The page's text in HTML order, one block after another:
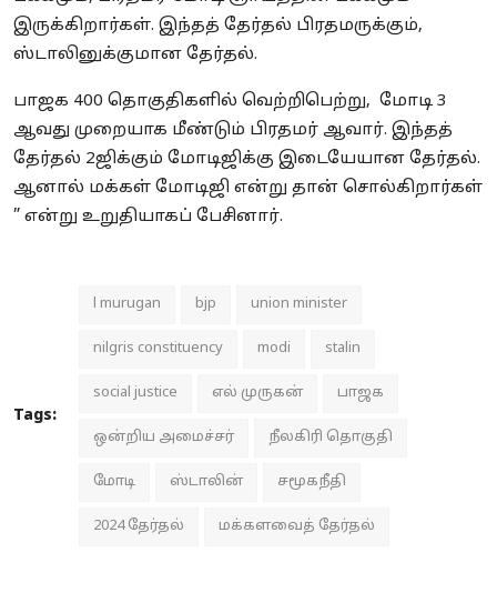
இருக்கிறார்கள். இந்தத் தேர்தல் பிரதமருக்கும்,
ஸ்டாலினுக்குமான தேர்தல்.
பாஜக 400 தொகுதிகளில் வெற்றிபெற்று, மோடி 3
ஆவது முறையாக மீண்டும் பிரதமர் ஆவார். இந்தத்
தேர்தல் 2ஜிக்கும் மோடிஜிக்கு இடையேயான தேர்தல்.
ஆனால் மக்கள் மோடிஜி என்று தான் சொல்கிறார்கள்
” என்று உறுதியாகப் பேசினார்.
Tags:
l murugan bjp union minister
nilgris constituency modi stalin
social justice எல் முருகன் பாஜக
ஒன்றிய அமைச்சர் நீலகிரி தொகுதி
மோடி ஸ்டாலின் சமூகநீதி
2024 தேர்தல் மக்களவைத் தேர்தல்